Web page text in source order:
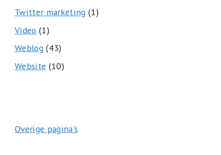
Twitter marketing (1)
Video (1)
Weblog(43)
Website (10)
Overige pagina's